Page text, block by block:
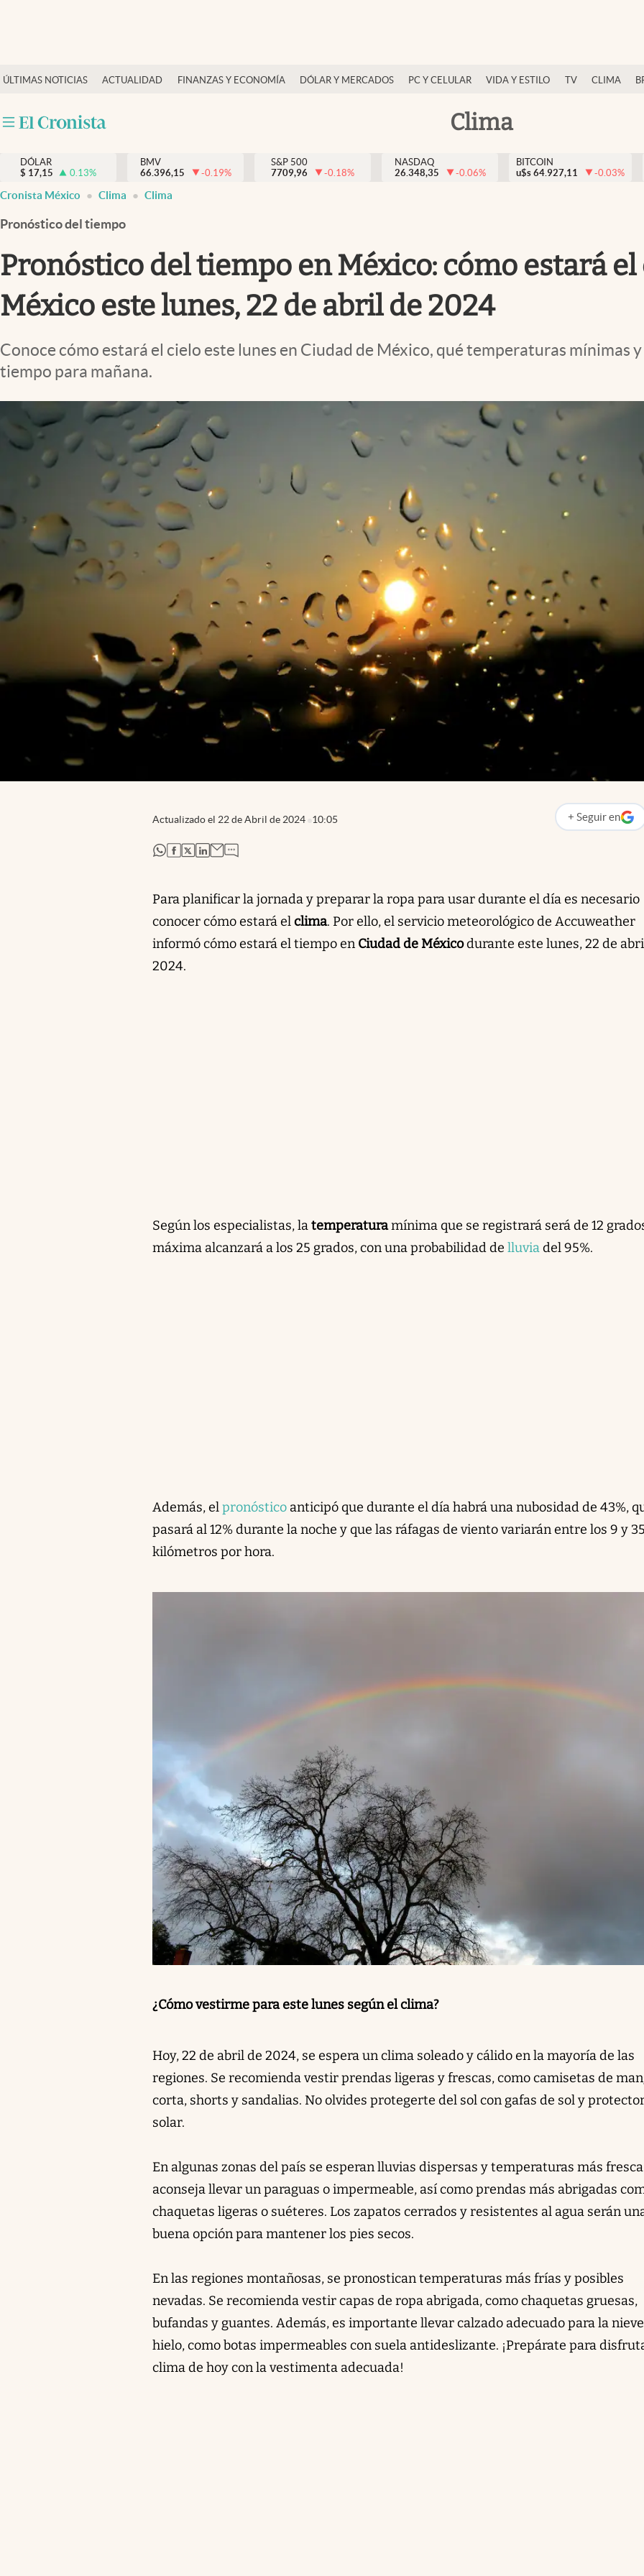
ÚLTIMAS NOTICIAS ACTUALIDAD FINANZAS Y ECONOMÍA DÓLAR Y MERCADOS PC Y CELULAR VIDA Y ESTILO TV CLIMA
Clima
Actualidad
Internacionales
Opinión
Brand Strategy
Vida y estilo
Tv
Espiritualidad
abre en nueva pestaña
DÓLAR
$ 17,15 0.13%
BMV
66.396,15
-0.19%
S&P 500
7709,96
-0.18%
NASDAQ
26.348,35
-0.06%
BITCOIN
u$s 64.927,11 -0.03%
Cronista México Clima Clima
Pronóstico del tiempo
Pronóstico del tiempo en México: cómo estará
México este lunes, 22 de abril de 2024
Conoce cómo estará el cielo este lunes en Ciudad de México, qué temperaturas mínimas
tiempo para mañana.
Actualizado el 22 de Abril de 2024 10:05 + Seguir en
abre en nueva
abre en nueva pestaña
abre en nueva pestaña
abre en nueva pestaña
abre en nueva pestaña
Para planificar la jornada y preparar la ropa para usar durante el día es necesario
conocer cómo estará elclima. Por ello, el servicio meteorológico de Accuweather
informó cómo estará el tiempo en Ciudad de Méxicodurante este lunes, 22 de
2024.
Según los especialistas, latemperaturamínima que se registrará será de 12
máxima alcanzará a los 25 grados, con una probabilidad de lluviadel 95%.
Además, elpronóstico anticipó que durante el día habrá una nubosidad de 43%,
pasará al 12% durante la noche y que las ráfagas de viento variarán entre los 9 y
kilómetros por hora.
¿Cómo vestirme para este lunes según el clima?
Hoy, 22 de abril de 2024, se espera un clima soleado y cálido en la mayoría de las
regiones. Se recomienda vestir prendas ligeras y frescas, como camisetas de
corta, shorts y sandalias. No olvides protegerte del sol con gafas de sol y
solar.
En algunas zonas del país se esperan lluvias dispersas y temperaturas más
aconseja llevar un paraguas o impermeable, así como prendas más abrigadas
chaquetas ligeras o suéteres. Los zapatos cerrados y resistentes al agua serán
buena opción para mantener los pies secos.
En las regiones montañosas, se pronostican temperaturas más frías y posibles
nevadas. Se recomienda vestir capas de ropa abrigada, como chaquetas gruesas,
bufandas y guantes. Además, es importante llevar calzado adecuado para la
hielo, como botas impermeables con suela antideslizante. ¡Prepárate para
clima de hoy con la vestimenta adecuada!